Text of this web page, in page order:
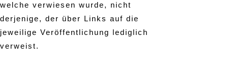
welche verwiesen wurde, nicht
derjenige, der über Links auf die
jeweilige Veröffentlichung lediglich
verweist.